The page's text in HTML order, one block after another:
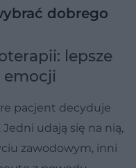
dobrego
lepsze
emocji
pacjent decyduje
udają się na nią,
zawodowym, inni